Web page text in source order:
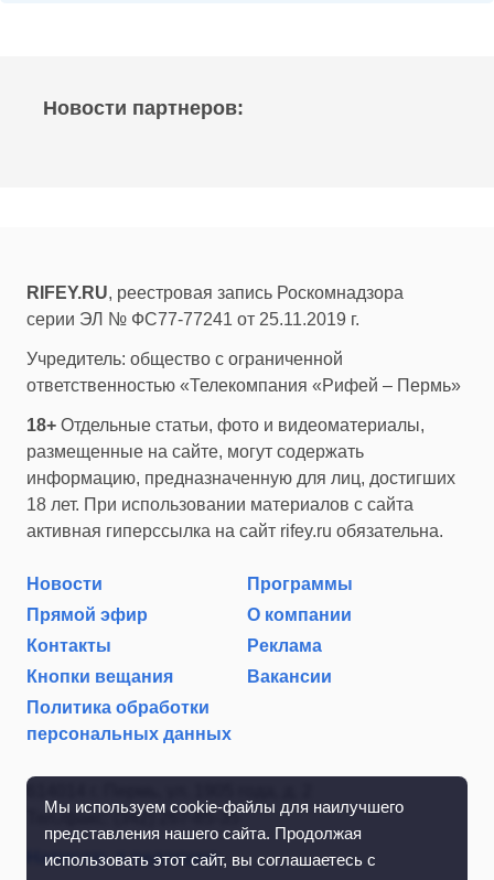
Мы используем cookie-файлы для наилучшего
представления нашего сайта. Продолжая
использовать этот сайт, вы соглашаетесь с
Новости партнеров:
RIFEY.RU, реестровая запись Роскомнадзора
серии ЭЛ № ФС77-77241 от 25.11.2019 г.
Учредитель: общество с ограниченной
ответственностью «Телекомпания «Рифей – Пермь»
18+ Отдельные статьи, фото и видеоматериалы,
размещенные на сайте, могут содержать
информацию, предназначенную для лиц, достигших
18 лет. При использовании материалов с сайта
активная гиперссылка на сайт rifey.ru обязательна.
Новости
Программы
Прямой эфир
О компании
Контакты
Реклама
Кнопки вещания
Вакансии
Политика обработки
персональных данных
Тел./факс: (342) 267-85-35
Написать в редакцию